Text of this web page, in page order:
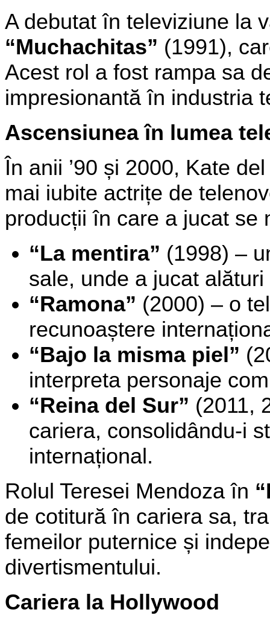
A debutat în televiziune la
“Muchachitas” (1991),
Acest rol a fost rampa sa
impresionantă în industria
Ascensiunea în lumea
În anii ’90 și 2000, Kate
mai iubite actrițe de
producții în care a jucat se
“La mentira” (1998) –
sale, unde a jucat
“Ramona” (2000) – o
recunoaștere
“Bajo la misma piel”
interpreta personaje
“Reina del Sur” (2011,
cariera, consolidându-i
internațional.
Rolul Teresei Mendoza în
de cotitură în cariera sa,
femeilor puternice și
divertismentului.
Cariera la Hollywood